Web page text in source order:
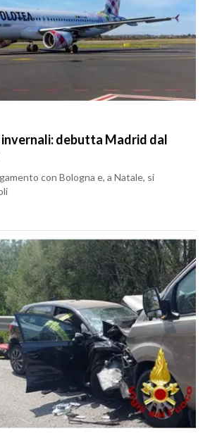
debutta Madrid dal
con Bologna e, a Natale, si